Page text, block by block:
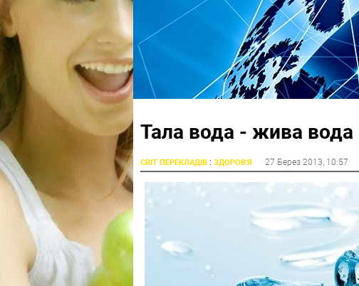
Тала вода - жива вода
СВІТ ПЕРЕКЛАДІВ: ЗДОРОВ'Я 27 Берез 2013 , 10:57